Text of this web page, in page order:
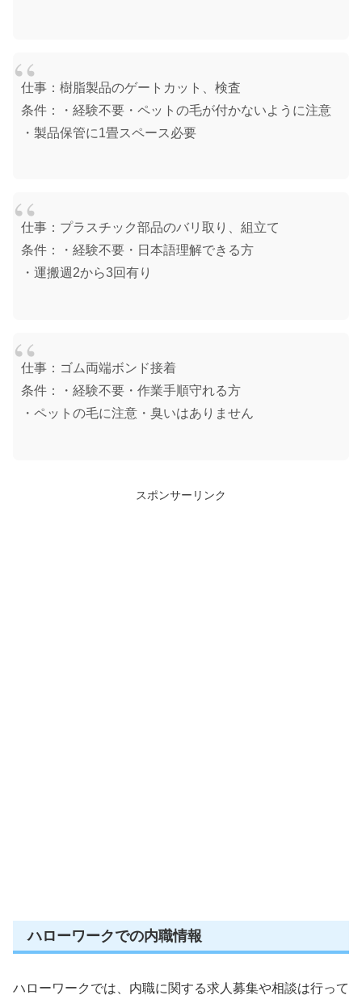
仕事：樹脂製品のゲートカット、検査
条件：・経験不要・ペットの毛が付かないように注意
・製品保管に1畳スペース必要
仕事：プラスチック部品のバリ取り、組立て
条件：・経験不要・日本語理解できる方
・運搬週2から3回有り
仕事：ゴム両端ボンド接着
条件：・経験不要・作業手順守れる方
・ペットの毛に注意・臭いはありません
スポンサーリンク
ハローワークでの内職情報
ハローワークでは、内職に関する求人募集や相談は行って